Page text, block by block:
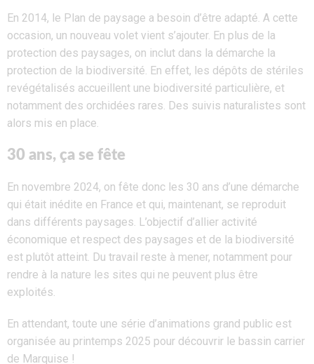
En 2014, le Plan de paysage a besoin d’être adapté. A cette
occasion, un nouveau volet vient s’ajouter. En plus de la
protection des paysages, on inclut dans la démarche la
protection de la biodiversité. En effet, les dépôts de stériles
revégétalisés accueillent une biodiversité particulière, et
notamment des orchidées rares. Des suivis naturalistes sont
alors mis en place.
30 ans, ça se fête
En novembre 2024, on fête donc les 30 ans d’une démarche
qui était inédite en France et qui, maintenant, se reproduit
dans différents paysages. L’objectif d’allier activité
économique et respect des paysages et de la biodiversité
est plutôt atteint. Du travail reste à mener, notamment pour
rendre à la nature les sites qui ne peuvent plus être
exploités.
En attendant, toute une série d’animations grand public est
organisée au printemps 2025 pour découvrir le bassin carrier
de Marquise !